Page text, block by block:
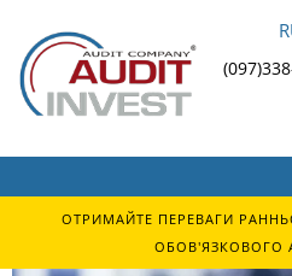
ОТРИМАЙТЕ ПЕРЕВАГИ
ОБОВ'ЯЗКОВОГО